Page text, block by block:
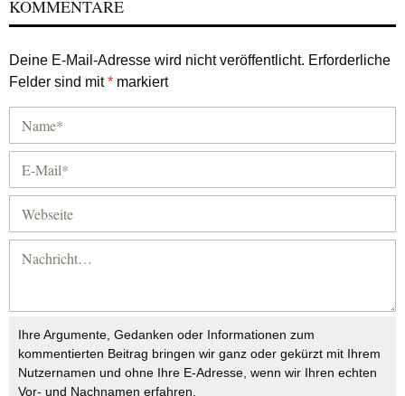
KOMMENTARE
Deine E-Mail-Adresse wird nicht veröffentlicht. Erforderliche
Felder sind mit* markiert
Ihre Argumente, Gedanken oder Informationen zum
kommentierten Beitrag bringen wir ganz oder gekürzt mit Ihrem
Nutzernamen und ohne Ihre E-Adresse, wenn wir Ihren echten
Vor- und Nachnamen erfahren.